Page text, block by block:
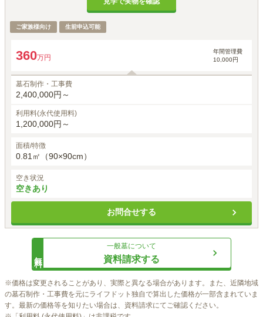
ご家族様向け 生前申込可能
360万円
年間管理費
10,000円
墓石制作・工事費
2,400,000円～
利用料(永代使用料)
1,200,000円～
面積/特徴
0.81㎡（90×90cm）
空き状況
空きあり
お問合せする
一般墓について
資料請求する
※価格は変更されることがあり、実際と異なる場合があります。また、近隣地域
の墓石制作・工事費を元にライフドット独自で算出した価格が一部含まれていま
す。最新の価格等を知りたい場合は、資料請求にてご確認ください。